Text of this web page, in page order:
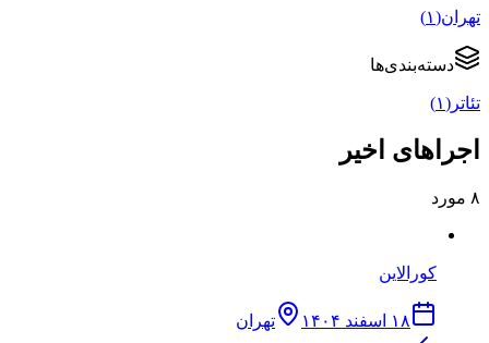
تهران(۱)
دسته‌بندی‌ها
تئاتر (۱)
اجراهای اخیر
۸ مورد
کورالاین
۱۸ اسفند ۱۴۰۴ تهران